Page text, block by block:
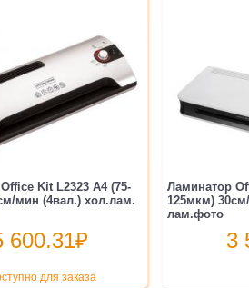
Kit L2323 A4 (75-
мин (4вал.) хол.лам.
600.31₽
для заказа
Ламинатор
125мкм)
лам.фото
3